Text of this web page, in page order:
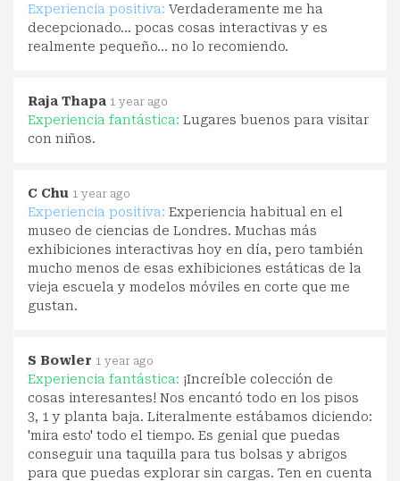
Experiencia positiva: Verdaderamente me ha
decepcionado... pocas cosas interactivas y es
realmente pequeño... no lo recomiendo.
Raja Thapa 1 year ago
Experiencia fantástica: Lugares buenos para visitar
con niños.
C Chu 1 year ago
Experiencia positiva: Experiencia habitual en el
museo de ciencias de Londres. Muchas más
exhibiciones interactivas hoy en día, pero también
mucho menos de esas exhibiciones estáticas de la
vieja escuela y modelos móviles en corte que me
gustan.
S Bowler 1 year ago
Experiencia fantástica: ¡Increíble colección de
cosas interesantes! Nos encantó todo en los pisos
3, 1 y planta baja. Literalmente estábamos diciendo:
'mira esto' todo el tiempo. Es genial que puedas
conseguir una taquilla para tus bolsas y abrigos
para que puedas explorar sin cargas. Ten en cuenta